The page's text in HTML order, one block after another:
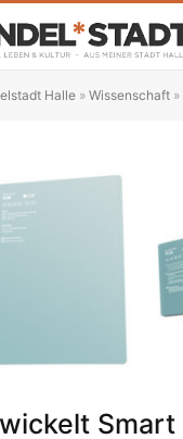
Halle » Wissenschaft »
Smart